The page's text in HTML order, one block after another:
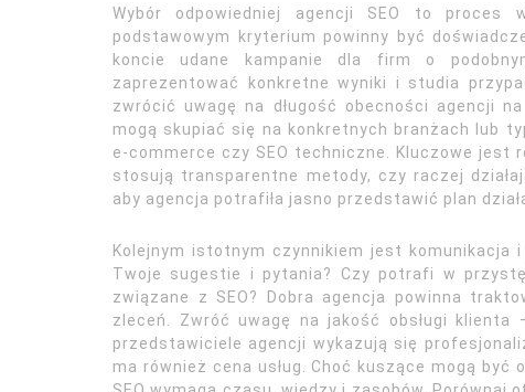
Wybór odpowiedniej agencji SEO to proces
podstawowym kryterium powinny być
koncie udane kampanie dla firm o
zaprezentować konkretne wyniki i studia
zwrócić uwagę na długość obecności agencji
mogą skupiać się na konkretnych branżach lub
e-commerce czy SEO techniczne. Kluczowe jest
stosują transparentne metody, czy raczej
aby agencja potrafiła jasno przedstawić plan
Kolejnym istotnym czynnikiem jest
Twoje sugestie i pytania? Czy potrafi w
związane z SEO? Dobra agencja powinna
zleceń. Zwróć uwagę na jakość obsługi
przedstawiciele agencji wykazują się
ma również cena usług. Choć kuszące mogą